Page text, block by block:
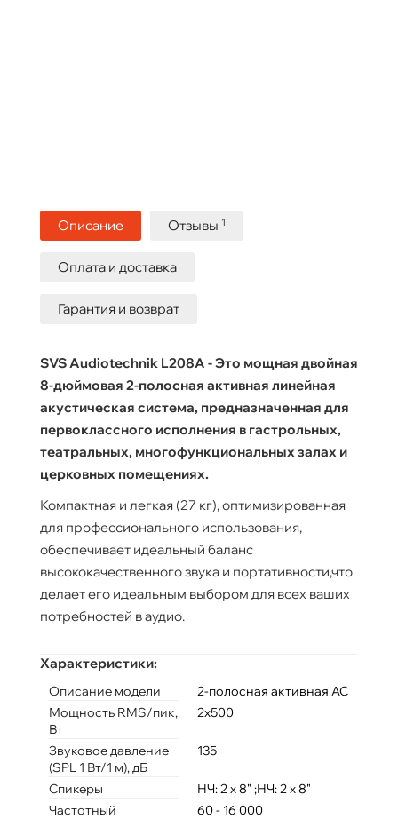
Описание Отзывы 1
Оплата и доставка
Гарантия и возврат
SVS Audiotechnik L208A - Это мощная двойная
8-дюймовая 2-полосная активная линейная
акустическая система, предназначенная для
первоклассного исполнения в гастрольных,
театральных, многофункциональных залах и
церковных помещениях.
Компактная и легкая (27 кг), оптимизированная
для профессионального использования,
обеспечивает идеальный баланс
высококачественного звука и портативности,что
делает его идеальным выбором для всех ваших
потребностей в аудио.
Характеристики:
Описание модели
2-полосная активная АС
Мощность RMS/пик,
Вт
2х500
Звуковое давление
(SPL 1 Вт/1 м), дБ
135
Спикеры
НЧ: 2 х 8" ;НЧ: 2 х 8"
Частотный
60 - 16 000